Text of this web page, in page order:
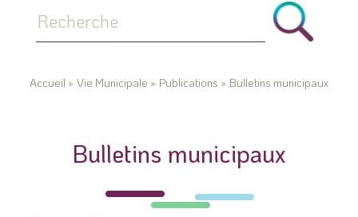
Accueil» Vie Municipale » Publications » Bulletins municipaux
Bulletins municipaux